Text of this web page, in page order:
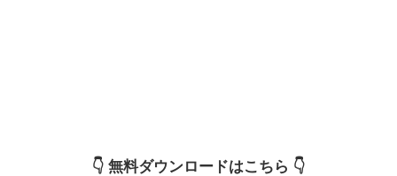
👇️ 無料ダウンロードはこちら 👇️